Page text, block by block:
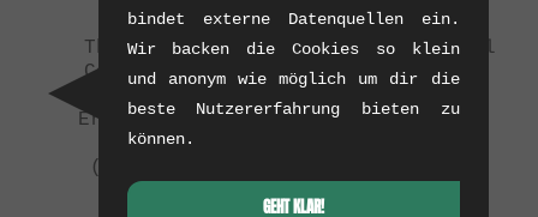
The Shadow
Conspiracy
Ersatzhülse
(Sleeve)
(09/2015)
0.01 kg
wethepeople "Dill
Pickle" Peg
(Sleeve)
bindet externe Datenquellen ein.
Wir backen die Cookies so klein
und anonym wie möglich um dir die
beste Nutzererfahrung bieten zu
können.
GEHT KLAR!